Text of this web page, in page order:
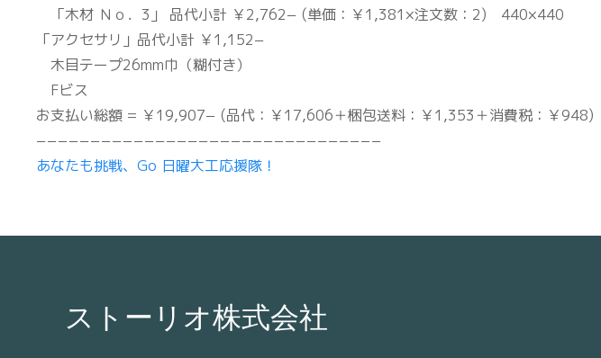
「木材 Ｎｏ．3」 品代小計 ￥2,762− (単価：￥1,381×注文数：2) 440×440
「アクセサリ」品代小計 ￥1,152−
木目テープ26mm巾（糊付き）
Fビス
お支払い総額 = ￥19,907− (品代：￥17,606＋梱包送料：￥1,353＋消費税：￥948)
−−−−−−−−−−−−−−−−−−−−−−−−−−−−−−−−
あなたも挑戦、Go 日曜大工応援隊！
ストーリオ株式会社